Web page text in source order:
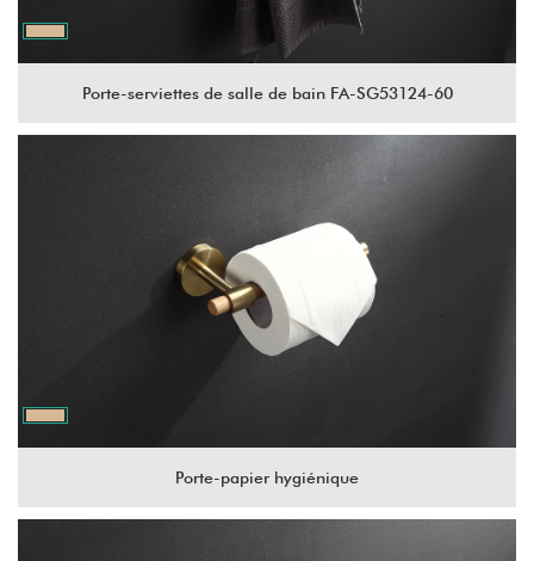
Porte-serviettes de salle de bain FA-SG53124-60
Porte-papier hygiénique